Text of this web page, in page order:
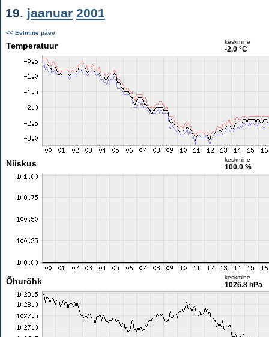
19. jaanuar 2001
<< Eelmine päev
Temperatuur keskmine
-2.0 °C
Niiskus keskmine
100.0 %
Õhurõhk keskmine
1026.8 hPa